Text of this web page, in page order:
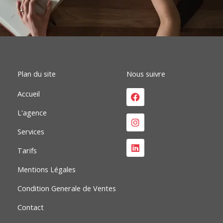
o
d
i
t
a
g
r
Plan du site
Accueil
L'agence
Services
Tarifs
Mentions Légales
Condition Generale de Ventes
Contact
Nous suivre
Facebook
Instagram
Linkedin